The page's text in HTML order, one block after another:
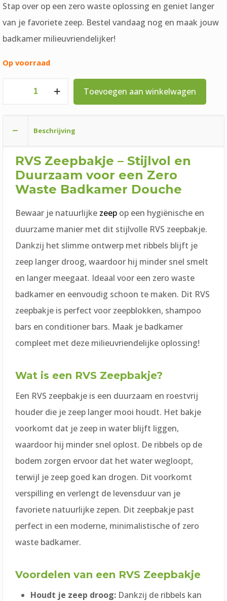
Stap over op een zero waste oplossing en geniet langer
van je favoriete zeep. Bestel vandaag nog en maak jouw
badkamer milieuvriendelijker!
Op voorraad
Rechthoek
aantal
Toevoegen aan winkelwagen
Beschrijving
RVS Zeepbakje – Stijlvol en
Duurzaam voor een Zero
Waste Badkamer Douche
Bewaar je natuurlijke zeepop een hygiënische en
duurzame manier met dit stijlvolle RVS zeepbakje.
Dankzij het slimme ontwerp met ribbels blijft je
zeep langer droog, waardoor hij minder snel smelt
en langer meegaat. Ideaal voor een zero waste
badkamer en eenvoudig schoon te maken. Dit RVS
zeepbakje is perfect voor zeepblokken, shampoo
bars en conditioner bars. Maak je badkamer
compleet met deze milieuvriendelijke oplossing!
Wat is een RVS Zeepbakje?
Een RVS zeepbakje is een duurzaam en roestvrij
houder die je zeep langer mooi houdt. Het bakje
voorkomt dat je zeep in water blijft liggen,
waardoor hij minder snel oplost. De ribbels op de
bodem zorgen ervoor dat het water wegloopt,
terwijl je zeep goed kan drogen. Dit voorkomt
verspilling en verlengt de levensduur van je
favoriete natuurlijke zepen. Dit zeepbakje past
perfect in een moderne, minimalistische of zero
waste badkamer.
Voordelen van een RVS Zeepbakje
Houdt je zeep droog:Dankzij de ribbels kan